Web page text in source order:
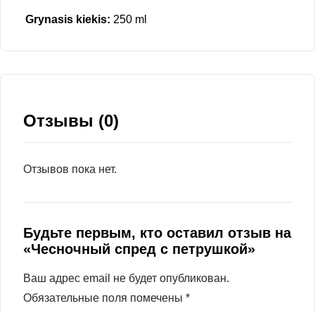
Grynasis kiekis: 250 ml
Отзывы (0)
Отзывов пока нет.
Будьте первым, кто оставил отзыв на
«Чесночный спред с петрушкой»
Ваш адрес email не будет опубликован.
Обязательные поля помечены *